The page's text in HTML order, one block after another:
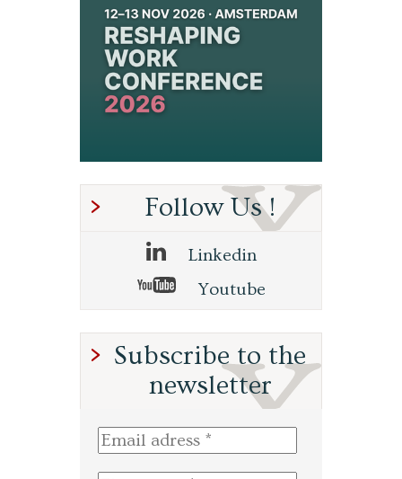
Follow Us !
Linkedin
Youtube
Subscribe to the
newsletter